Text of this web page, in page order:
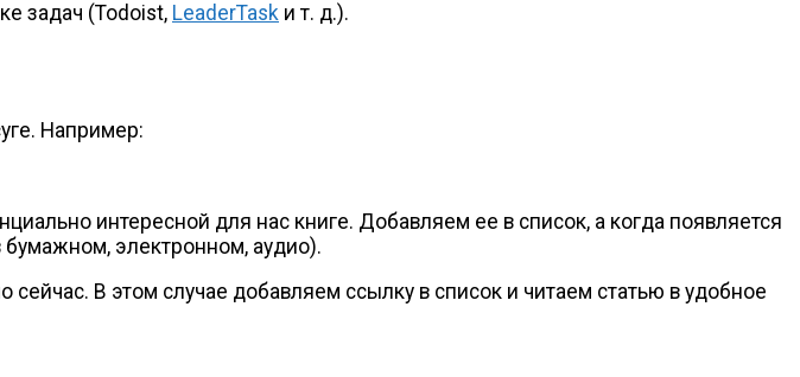
задач (Todoist, LeaderTask и т. д.).
Например:
интересной для нас книге. Добавляем ее в список, а когда появляется
электронном, аудио).
В этом случае добавляем ссылку в список и читаем статью в удобное